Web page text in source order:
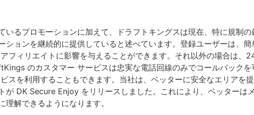
いるプロモーションに加えて、ドラフトキングスは現在、特に規制
ションを継続的に提供していると述べています。登録ユーザーは、
フィリエイトに影響を与えることができます。それ以外の場合は、
のカスタマー サービスは忠実な電話回線のみでコールバック
スを利用することもできます。当社は、ベッターに安全なエリアを
が DK Secure Enjoy をリリースしました。これにより、ベッターは
解できるようになります。